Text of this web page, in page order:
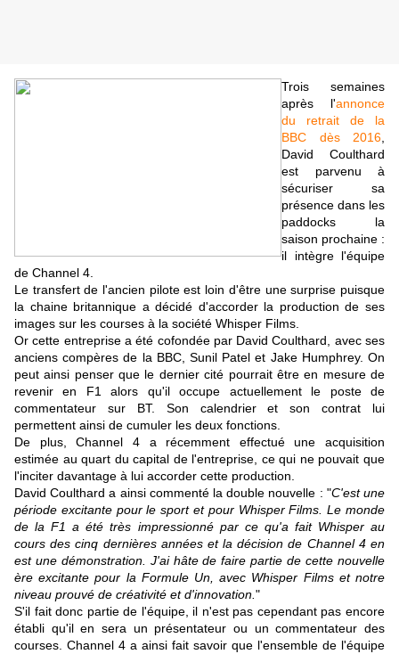
Trois semaines
après l'annonce
du retrait de la
BBC dès 2016
David Coulthard
est parvenu à
sécuriser sa
présence dans les
paddocks la
saison prochaine :
il intègre l'équipe
de Channel 4.
Le transfert de l'ancien pilote est loin d'être une surprise puisque
la chaine britannique a décidé d'accorder la production de ses
images sur les courses à la société Whisper Films.
Or cette entreprise a été cofondée par David Coulthard, avec ses
anciens compères de la BBC, Sunil Patel et Jake Humphrey. On
peut ainsi penser que le dernier cité pourrait être en mesure de
revenir en F1 alors qu'il occupe actuellement le poste de
commentateur sur BT. Son calendrier et son contrat lui
permettent ainsi de cumuler les deux fonctions.
De plus, Channel 4 a récemment effectué une acquisition
estimée au quart du capital de l'entreprise, ce qui ne pouvait que
l'inciter davantage à lui accorder cette production.
David Coulthard a ainsi commenté la double nouvelle : "C'est une
période excitante pour le sport et pour Whisper Films. Le monde
de la F1 a été très impressionné par ce qu'a fait Whisper au
cours des cinq dernières années et la décision de Channel 4 en
est une démonstration. J'ai hâte de faire partie de cette nouvelle
ère excitante pour la Formule Un, avec Whisper Films et notre
niveau prouvé de créativité et d'innovation. "
S'il fait donc partie de l'équipe, il n'est pas cependant pas encore
établi qu'il en sera un présentateur ou un commentateur des
courses. Channel 4 a ainsi fait savoir que l'ensemble de l'équipe